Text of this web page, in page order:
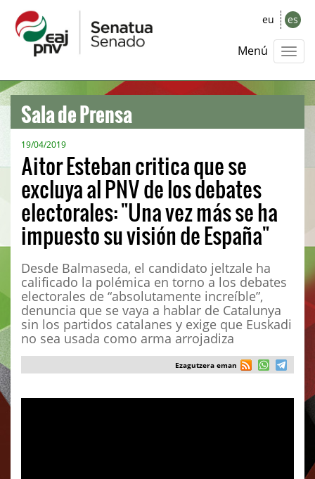
eu es
Menú
Sala de Prensa
19/04/2019
Aitor Esteban critica que se
excluya al PNV de los debates
electorales: "Una vez más se ha
impuesto su visión de España"
Desde Balmaseda, el candidato jeltzale ha
calificado la polémica en torno a los debates
electorales de “absolutamente increíble”,
denuncia que se vaya a hablar de Catalunya
sin los partidos catalanes y exige que Euskadi
no sea usada como arma arrojadiza
Ezagutzera eman